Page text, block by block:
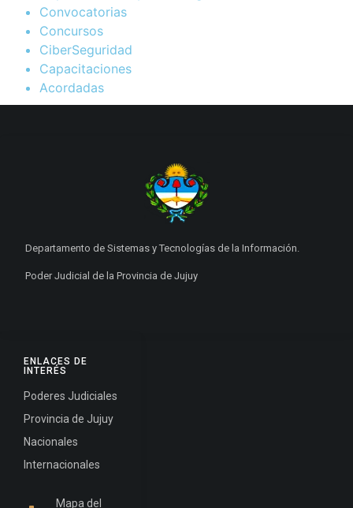
Convocatorias
Concursos
CiberSeguridad
Capacitaciones
Acordadas
ENLACES DE
INTERÉS
Poderes Judiciales
Provincia de Jujuy
Nacionales
Internacionales
Mapa del
Departamento de Sistemas y Tecnologías de la Información.
Poder Judicial de la Provincia de Jujuy